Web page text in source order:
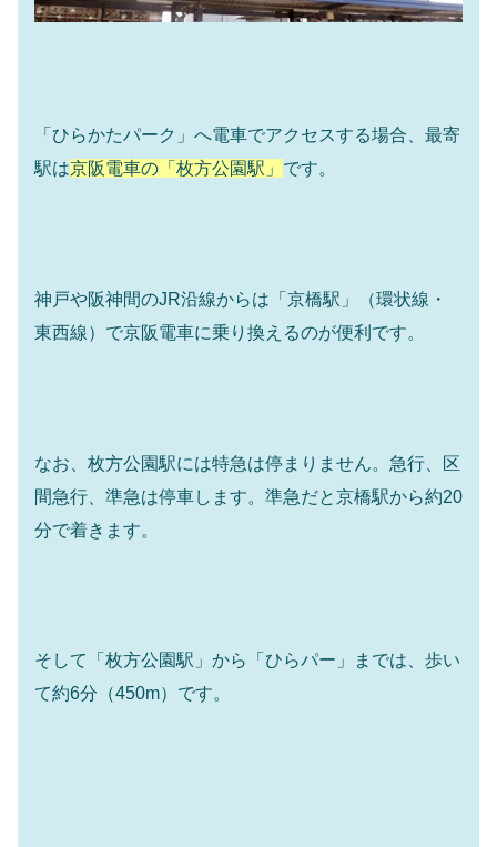
「ひらかたパーク」へ電車でアクセスする場合、最寄
駅は京阪電車の「枚方公園駅」 です。
神戸や阪神間のJR沿線からは「京橋駅」（環状線・
東西線）で京阪電車に乗り換えるのが便利です。
なお、枚方公園駅には特急は停まりません。急行、区
間急行、準急は停車します。準急だと京橋駅から約20
分で着きます。
そして「枚方公園駅」から「ひらパー」までは、歩い
て約6分（450m）です。